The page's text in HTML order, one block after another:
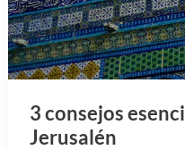
3 consejos
Jerusalén